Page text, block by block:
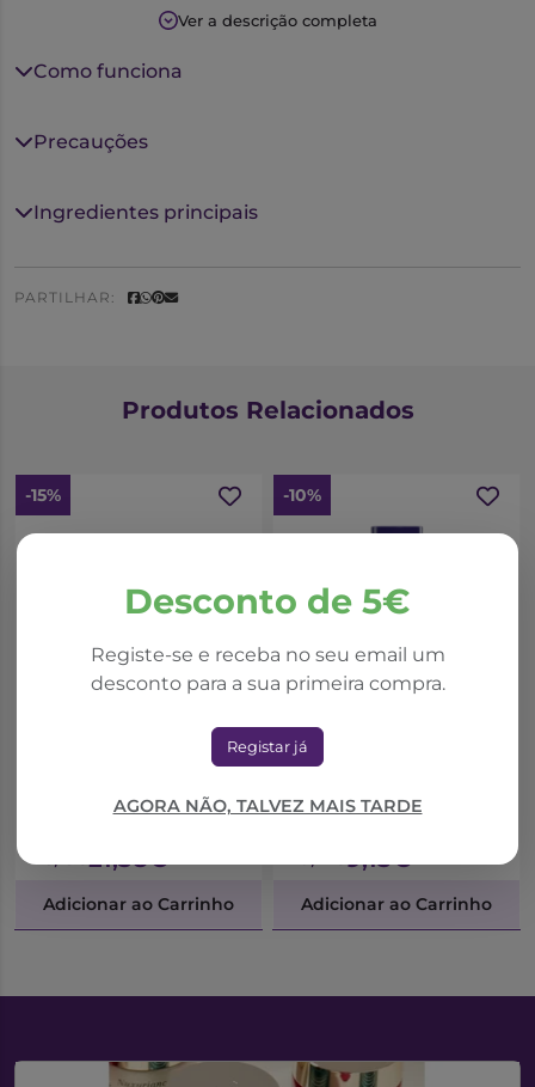
Dioflav 1000 reduz aocorrência de edema
Dioflav 1000 está indicado em adultos para o
venosa, tais como:
• sensação de peso,
• pernas inchadas,
• cãibras noturnas,
sintomas relacionados com a crise hemorroidária tais
• dor,
• hemorragia,
• inchaço da região anal.
Se não se sentir melhor ou se piorar após 6 semanas de
tratamento para insuficiência venosa ou após 7 dias de
Ver a descrição completa
Como funciona
Precauções
Ingredientes principais
PARTILHAR:
Desconto de 5€
Registe-se e receba no seu email um
desconto para a sua primeira compra.
Registar já
AGORA NÃO, TALVEZ MAIS TARDE
Produtos Relacionados
-15%
Venopress Comp Rev X
21,38€
Adicionar ao Carrinho
-10%
Arnidol
Arnidol Spray Glacial
150 Ml
9,15€
Adicionar ao Carrinho